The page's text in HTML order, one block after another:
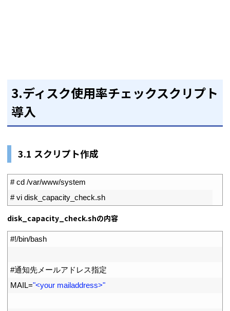
3.ディスク使用率チェックスクリプト
導入
3.1 スクリプト作成
# cd /var/www/system
# vi disk_capacity_check.sh
disk_capacity_check.shの内容
#!/bin/bash
#通知先メールアドレス指定
MAIL="<your mailaddress>"